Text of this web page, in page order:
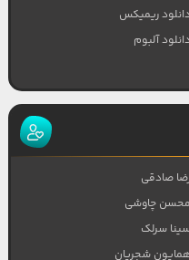
ریمیکس
آلبوم
صادقی
محسن چاوشی
سرلک
شجریان